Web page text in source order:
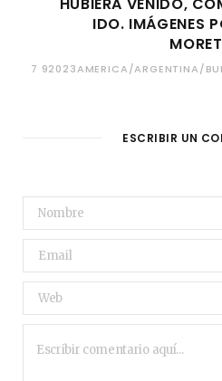
HUBIERA VENIDO,
IDO. IMÁGENES
7 92023AMERICA/ARGENTINA/
ESCRIBIR UN